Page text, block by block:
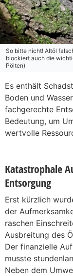
So bitte nicht! Altöl
blockiert auch die
Pölten)
Es enthält
Boden und
fachgerechte
Bedeutung, um
wertvolle
Katastrophale
Entsorgung
Erst kürzlich
der
raschen
Ausbreitung des
Der finanzielle
musste
Neben dem